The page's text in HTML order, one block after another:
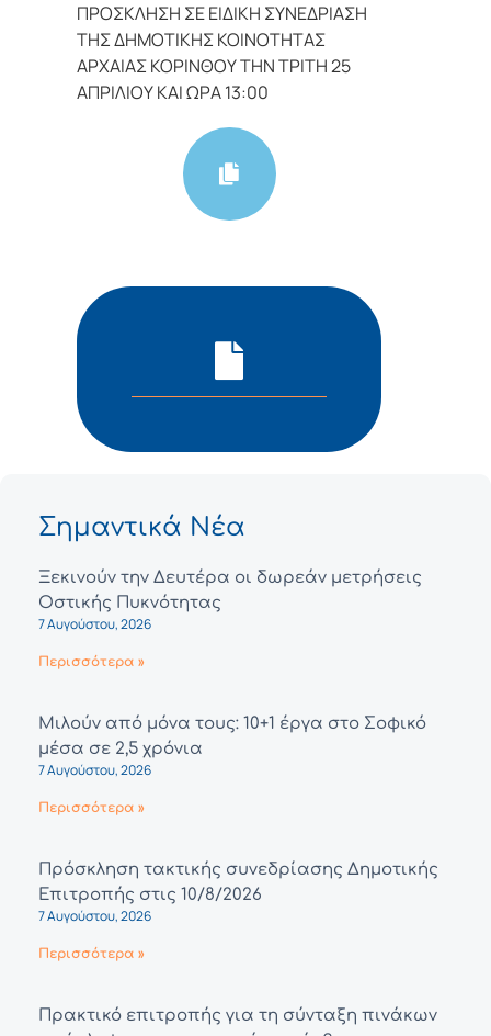
ΠΡΟΣΚΛΗΣΗ ΣΕ ΕΙΔΙΚΗ ΣΥΝΕΔΡΙΑΣΗ
ΤΗΣ ΔΗΜΟΤΙΚΗΣ ΚΟΙΝΟΤΗΤΑΣ
ΑΡΧΑΙΑΣ ΚΟΡΙΝΘΟΥ ΤΗΝ ΤΡΙΤΗ 25
ΑΠΡΙΛΙΟΥ ΚΑΙ ΩΡΑ 13:00
Σημαντικά Νέα
Ξεκινούν την Δευτέρα οι δωρεάν μετρήσεις
Οστικής Πυκνότητας
7 Αυγούστου, 2026
Περισσότερα »
Μιλούν από μόνα τους: 10+1 έργα στο Σοφικό
μέσα σε 2,5 χρόνια
7 Αυγούστου, 2026
Περισσότερα »
Πρόσκληση τακτικής συνεδρίασης Δημοτικής
Επιτροπής στις 10/8/2026
7 Αυγούστου, 2026
Περισσότερα »
Πρακτικό επιτροπής για τη σύνταξη πινάκων